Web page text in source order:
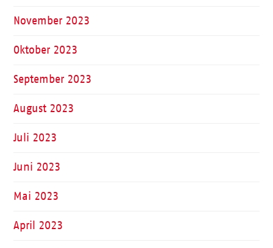
November 2023
Oktober 2023
September 2023
August 2023
Juli 2023
Juni 2023
Mai 2023
April 2023